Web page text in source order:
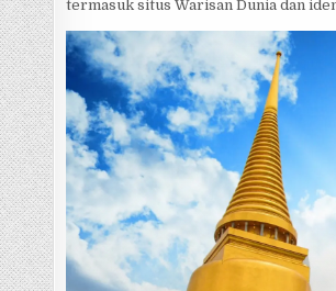
termasuk situs Warisan Dunia dan